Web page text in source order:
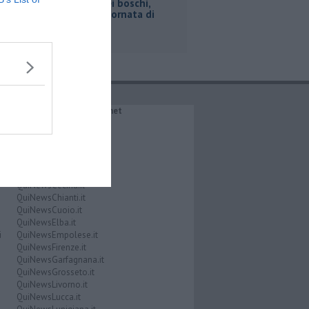
Incendi nei boschi,
un'altra giornata di
IL NETWORK QuiNews.net
QuiNewsAmiata.it
QuiNewsCecina.it
QuiNewsChianti.it
QuiNewsCuoio.it
QuiNewsElba.it
QuiNewsEmpolese.it
QuiNewsFirenze.it
QuiNewsGarfagnana.it
QuiNewsGrosseto.it
QuiNewsLivorno.it
QuiNewsLucca.it